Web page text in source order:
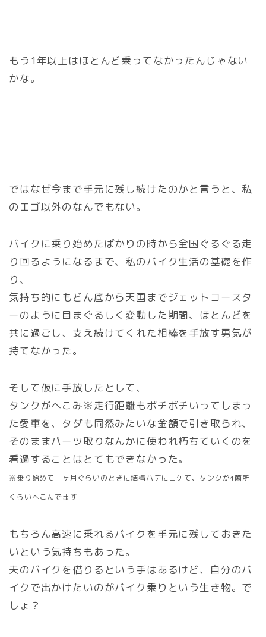
もう1年以上はほとんど乗ってなかったんじゃない
かな。
ではなぜ今まで手元に残し続けたのかと言うと、私
のエゴ以外のなんでもない。
バイクに乗り始めたばかりの時から全国ぐるぐる走
り回るようになるまで、私のバイク生活の基礎を作
り、
気持ち的にもどん底から天国までジェットコースタ
ーのように目まぐるしく変動した期間、ほとんどを
共に過ごし、支え続けてくれた相棒を手放す勇気が
持てなかった。
そして仮に手放したとして、
タンクがへこみ※走行距離もボチボチいってしまっ
た愛車を、タダも同然みたいな金額で引き取られ、
そのままパーツ取りなんかに使われ朽ちていくのを
看過することはとてもできなかった。
※乗り始めて一ヶ月ぐらいのときに結構ハデにコケて、タンクが4箇所
くらいへこんでます
もちろん高速に乗れるバイクを手元に残しておきた
いという気持ちもあった。
夫のバイクを借りるという手はあるけど、自分のバ
イクで出かけたいのがバイク乗りという生き物。で
しょ？